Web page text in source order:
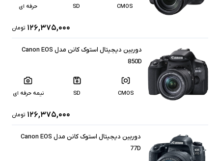
CMOS
SD حرفه ای
۱۲۶,۳۷۵,۰۰۰ تومان
دوربین دیجیتال استوک کانن مدل Canon EOS
850D
CMOS
SD نیمه حرفه ای
۱۲۶,۳۷۵,۰۰۰ تومان
دوربین دیجیتال استوک کانن مدل Canon EOS
77D